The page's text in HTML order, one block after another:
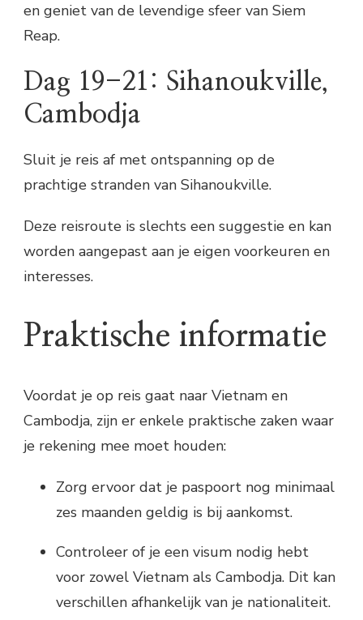
en geniet van de levendige sfeer van Siem
Reap.
Dag 19-21: Sihanoukville,
Cambodja
Sluit je reis af met ontspanning op de
prachtige stranden van Sihanoukville.
Deze reisroute is slechts een suggestie en kan
worden aangepast aan je eigen voorkeuren en
interesses.
Praktische informatie
Voordat je op reis gaat naar Vietnam en
Cambodja, zijn er enkele praktische zaken waar
je rekening mee moet houden:
Zorg ervoor dat je paspoort nog minimaal
zes maanden geldig is bij aankomst.
Controleer of je een visum nodig hebt
voor zowel Vietnam als Cambodja. Dit kan
verschillen afhankelijk van je nationaliteit.